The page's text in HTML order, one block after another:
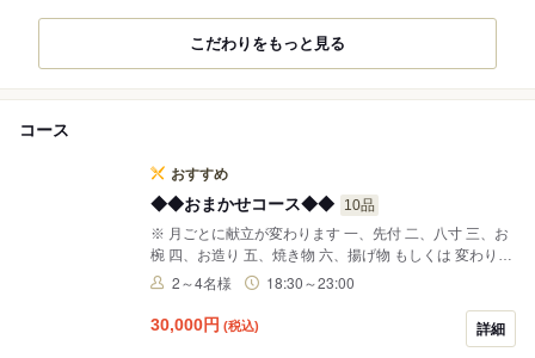
こだわりをもっと見る
コース
おすすめ
◆◆おまかせコース◆◆
10品
※ 月ごとに献立が変わります 一、先付 二、八寸 三、お
椀 四、お造り 五、焼き物 六、揚げ物 もしくは 変わり鉢
七、煮物 もしくは 蒸し物 八、土鍋ご飯、お漬け物、
2～4名様 18:30～23:00
30,000円 (税込) 詳細